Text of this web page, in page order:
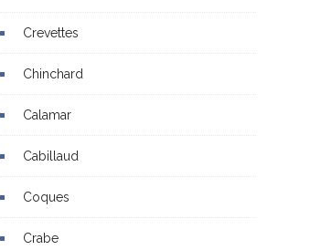
Crevettes
Chinchard
Calamar
Cabillaud
Coques
Crabe